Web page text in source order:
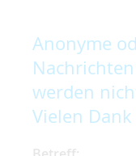
Anonyme
werden
Vielen